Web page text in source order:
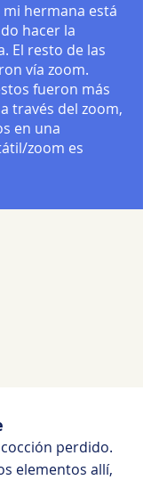
hermana está
hacer la
El resto de las
vía zoom.
fueron más
través del zoom,
en una
zoom es
perdido.
elementos allí,